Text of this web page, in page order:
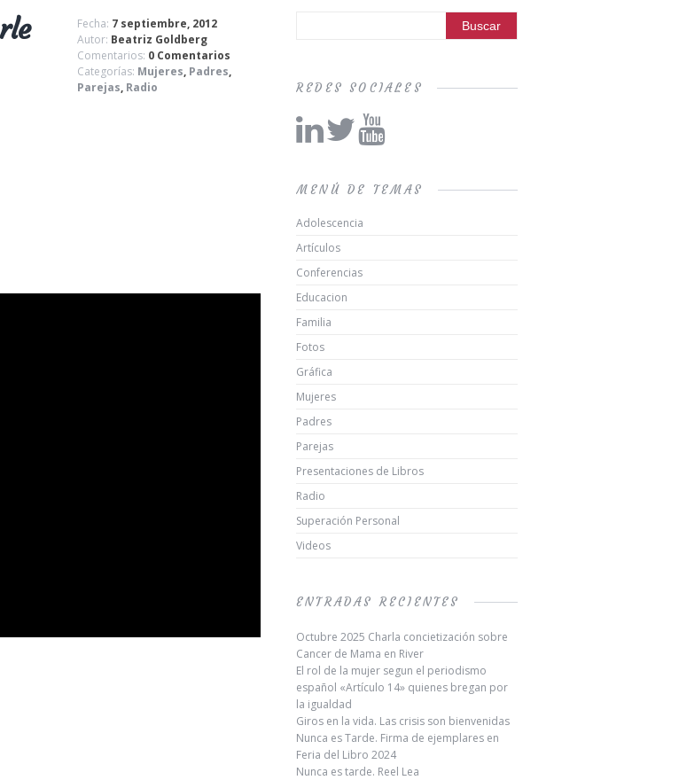
Fecha: 7 septiembre, 2012
Autor: Beatriz Goldberg
Comentarios: 0 Comentarios
Categorías: Mujeres, Padres,
Parejas, Radio REDES SOCIALES
MENÚ DE TEMAS
Adolescencia
Artículos
Conferencias
Educacion
Familia
Fotos
Gráfica
Mujeres
Padres
Parejas
Presentaciones de Libros
Radio
Superación Personal
Videos
ENTRADAS RECIENTES
Octubre 2025 Charla concietización sobre
Cancer de Mama en River
El rol de la mujer segun el periodismo
español «Artículo 14» quienes bregan por
la igualdad
Giros en la vida. Las crisis son bienvenidas
Nunca es Tarde. Firma de ejemplares en
Feria del Libro 2024
Nunca es tarde. Reel Lea